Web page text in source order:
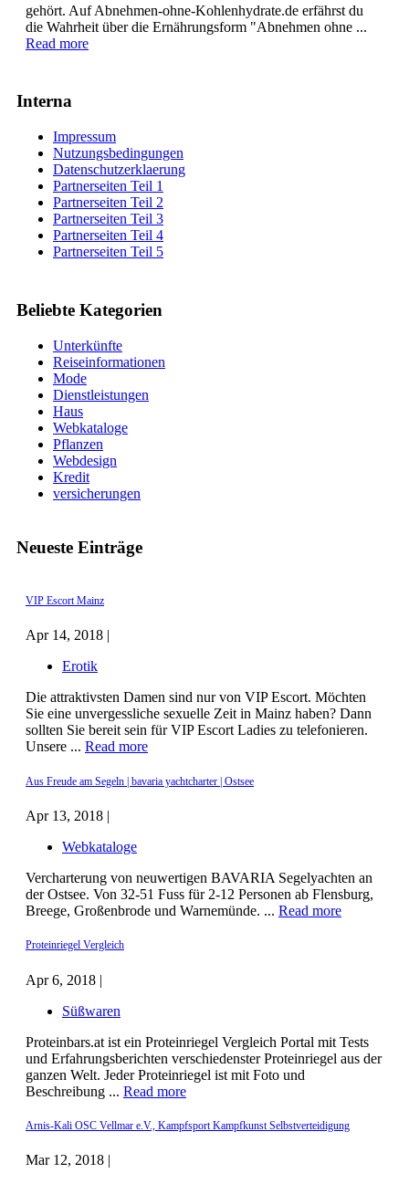
Beliebte Kategorien
Unterkünfte
Reiseinformationen
Mode
Dienstleistungen
Haus
Webkataloge
Pflanzen
Webdesign
Kredit
versicherungen
Neueste Einträge
VIP Escort Mainz
Apr 14, 2018 |
Erotik
Die attraktivsten Damen sind nur von VIP Escort. Möchten
Sie eine unvergessliche sexuelle Zeit in Mainz haben? Dann
sollten Sie bereit sein für VIP Escort Ladies zu telefonieren.
Unsere ... Read more
Aus Freude am Segeln | bavaria yachtcharter | Ostsee
Apr 13, 2018 |
Webkataloge
Vercharterung von neuwertigen BAVARIA Segelyachten an
der Ostsee. Von 32-51 Fuss für 2-12 Personen ab Flensburg,
Breege, Großenbrode und Warnemünde. ... Read more
Proteinriegel Vergleich
Apr 6, 2018 |
Süßwaren
Proteinbars.at ist ein Proteinriegel Vergleich Portal mit Tests
und Erfahrungsberichten verschiedenster Proteinriegel aus der
ganzen Welt. Jeder Proteinriegel ist mit Foto und
Beschreibung ... Read more
Arnis-Kali OSC Vellmar e.V., Kampfsport Kampfkunst Selbstverteidigung
Mar 12, 2018 |
gehört. Auf Abnehmen-ohne-Kohlenhydrate.de erfährst du
die Wahrheit über die Ernährungsform "Abnehmen ohne ...
Read more
Interna
Impressum
Nutzungsbedingungen
Datenschutzerklaerung
Partnerseiten Teil 1
Partnerseiten Teil 2
Partnerseiten Teil 3
Partnerseiten Teil 4
Partnerseiten Teil 5